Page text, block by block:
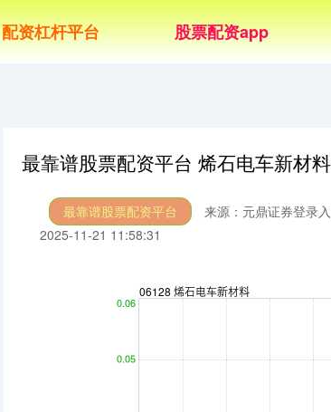
配资杠杆平台 股票配资app
最靠谱股票配资平台 烯石电车新材
最靠谱股票配资平台 来源：元鼎证券登录
2025-11-21 11:58:31